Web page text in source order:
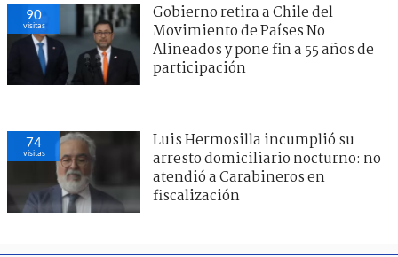
90
visitas
Gobierno retira a Chile del
Movimiento de Países No
Alineados y pone fin a 55 años de
participación
74
visitas
Luis Hermosilla incumplió su
arresto domiciliario nocturno: no
atendió a Carabineros en
fiscalización